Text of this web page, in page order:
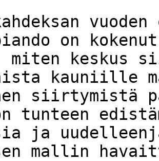
on
miten keskus
kauniille
siirtymistä
tunteen
ja
mallin